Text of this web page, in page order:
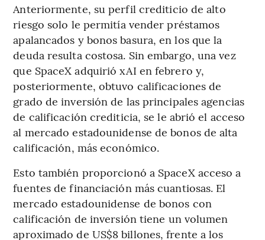
Anteriormente, su perfil crediticio de alto
riesgo solo le permitía vender préstamos
apalancados y bonos basura, en los que la
deuda resulta costosa. Sin embargo, una vez
que SpaceX adquirió xAI en febrero y,
posteriormente, obtuvo calificaciones de
grado de inversión de las principales agencias
de calificación crediticia, se le abrió el acceso
al mercado estadounidense de bonos de alta
calificación, más económico.
Esto también proporcionó a SpaceX acceso a
fuentes de financiación más cuantiosas. El
mercado estadounidense de bonos con
calificación de inversión tiene un volumen
aproximado de US$8 billones, frente a los